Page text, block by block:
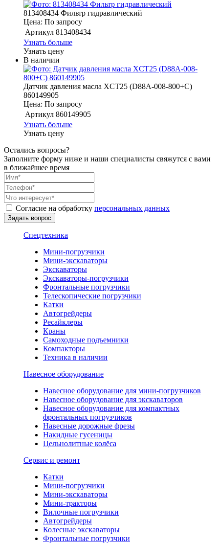
813408434 Фильтр гидравлический
Цена: По запросу
Артикул 813408434
Узнать больше
Узнать цену
В наличии
Датчик давления масла XCT25 (D88A-008-800+C)
860149905
Цена: По запросу
Артикул 860149905
Узнать больше
Узнать цену
Остались вопросы?
Заполните форму ниже и наши специалисты свяжутся с вами
в ближайшее время
Согласие на обработку персональных данных
Спецтехника
Мини-погрузчики
Мини-экскаваторы
Экскаваторы
Экскаваторы-погрузчики
Фронтальные погрузчики
Телескопические погрузчики
Катки
Автогрейдеры
Ресайклеры
Краны
Самоходные подъемники
Компакторы
Техника в наличии
Навесное оборудование
Навесное оборудование для мини-погрузчиков
Навесное оборудование для экскаваторов
Навесное оборудование для компактных
фронтальных погрузчиков
Навесные дорожные фрезы
Накидные гусеницы
Цельнолитные колёса
Сервис и ремонт
Катки
Мини-погрузчики
Мини-экскаваторы
Мини-тракторы
Вилочные погрузчики
Автогрейдеры
Колесные экскаваторы
Фронтальные погрузчики